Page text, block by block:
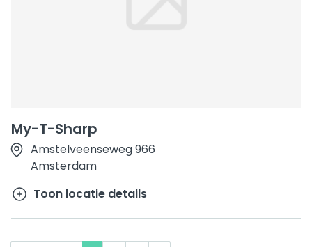
My-T-Sharp
Amstelveenseweg 966
Amsterdam
Toon locatie details